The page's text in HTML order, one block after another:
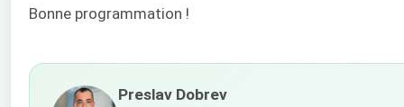
Bonne programmation !
Preslav Dobrev